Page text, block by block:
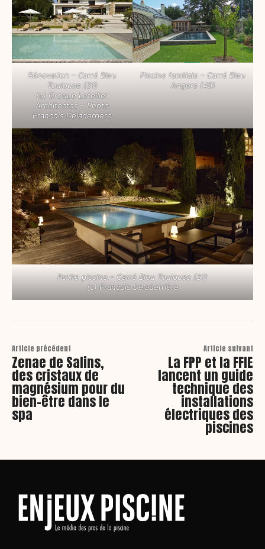
Rénovation – Carré Bleu
Toulouse (31)
(c) Groupe Letellier
Architectes – Photo
François Deladerrière
Piscine familiale – Carré Bleu
Angers (49)
Petite piscine – Carré Bleu Toulouse (31)
(c) François Deladerrière
Article précédent
Zenae de Salins,
des cristaux de
magnésium pour du
bien-être dans le
spa
Article suivant
La FPP et la FFIE
lancent un guide
technique des
installations
électriques des
piscines